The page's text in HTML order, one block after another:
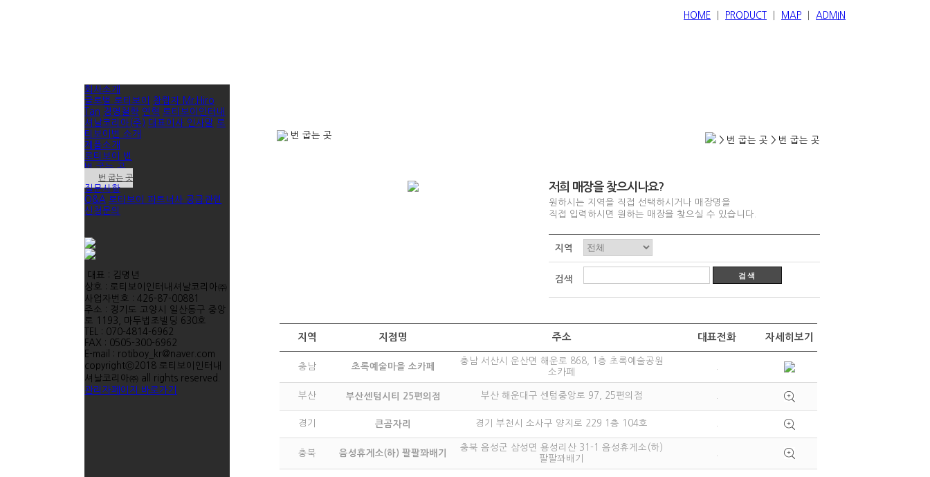
HOME PRODUCT MAP ADMIN
회사소개
글로벌 로티보이
창립자 Mr.Hiro
Tan 경영철학 연혁 로티보이인터내
셔날코리아(주) 대표이사 인사말 로
티보이번 소개
제품소개
로티보이 번
번 굽는 곳
번 굽는 곳
질문사항
Q&A 로티보이 파트너사 공급관련
신청문의
대표 : 김명년
상호 : 로티보이인터내셔날코리아㈜
사업자번호 : 426-87-00881
주소 : 경기도 고양시 일산동구 중앙
로 1193, 마두법조빌딩 630호
TEL : 070-4814-6962
FAX : 0505-300-6962
E-mail : rotiboy_kr@naver.com
copyrightⓒ2018 로티보이인터내
셔날코리아㈜ all rights reserved.
관리자페이지 바로가기
번 굽는 곳
> 번 굽는 곳 > 번 굽는 곳
저희 매장을 찾으시나요?
원하시는 지역을 직접 선택하시거나 매장명을
직접 입력하시면 원하는 매장을 찾으실 수 있습니다.
지역
검색
지역 지점명 주소 대표전화 자세히보기
충남 초록예술마을 소카페
충남 서산시 운산면 해운로 868, 1층 초록예술공원
소카페
부산 부산센텀시티 25편의점 부산 해운대구 센텀중앙로 97, 25편의점
경기 큰곰자리 경기 부천시 소사구 양지로 229 1층 104호
충북 음성휴게소(하) 팔팔꽈배기
충북 음성군 삼성면 용성리산 31-1 음성휴게소(하)
팔팔꽈배기